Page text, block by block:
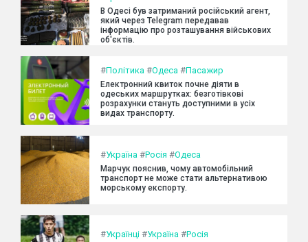
В Одесі був затриманий російський агент,
який через Telegram передавав
інформацію про розташування військових
об'єктів.
#Політика #Одеса #Пасажир
Електронний квиток почне діяти в
одеських маршрутках: безготівкові
розрахунки стануть доступними в усіх
видах транспорту.
#Україна #Росія #Одеса
Марчук пояснив, чому автомобільний
транспорт не може стати альтернативою
морському експорту.
#Українці #Україна #Росія